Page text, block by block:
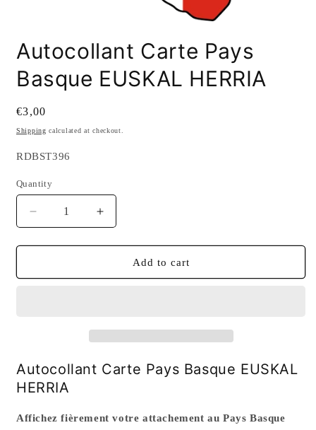
1
in
modal
Autocollant Carte Pays
Basque EUSKAL HERRIA
Regular
price
€3,00
Shipping calculated at checkout.
SKU:
RDBST396
Quantity
Quantity
Decrease
quantity
for
Carte
Increase
quantity
for
Autocollant
Carte
Add to cart
Autocollant Carte Pays Basque EUSKAL
HERRIA
Affichez fièrement votre attachement au Pays Basque